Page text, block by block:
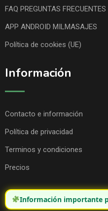
FAQ PREGUNTAS FRECUENTES
APP ANDROID MILMASAJES
Política de cookies (UE)
Información
Contacto e información
Política de privacidad
Terminos y condiciones
Precios
Información importante